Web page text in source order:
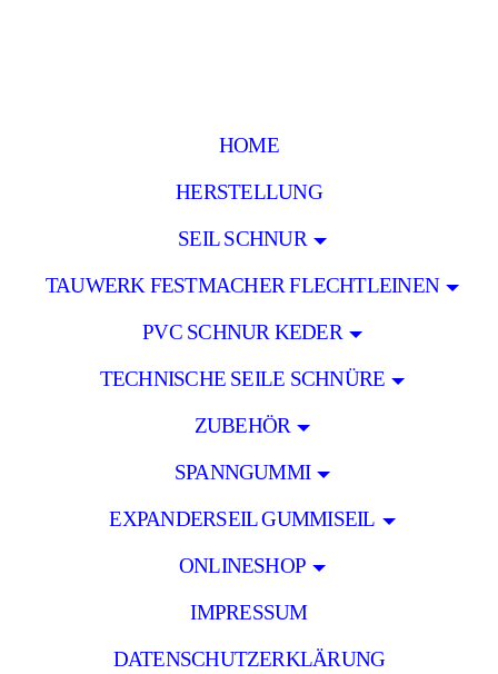
HOME
HERSTELLUNG
SEIL SCHNUR
TAUWERK FESTMACHER FLECHTLEINEN
PVC SCHNUR KEDER
TECHNISCHE SEILE SCHNÜRE
ZUBEHÖR
SPANNGUMMI
EXPANDERSEIL GUMMISEIL
ONLINESHOP
IMPRESSUM
DATENSCHUTZERKLÄRUNG